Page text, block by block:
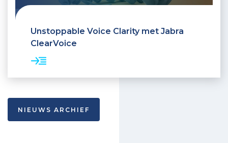
Unstoppable Voice Clarity met Jabra
ClearVoice
NIEUWS ARCHIEF